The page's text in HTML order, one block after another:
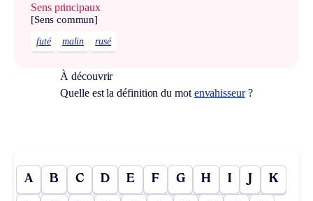
Sens principaux
[Sens commun]
futé malin rusé
À découvrir
Quelle est la définition du mot envahisseur?
A B C D E F G H I J K